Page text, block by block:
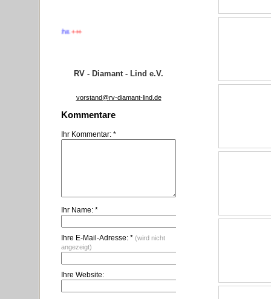
RV - Diamant - Lind e.V.
vorstand@rv-diamant-lind.de
Kommentare
Ihr Kommentar: *
Ihr Name: *
Ihre E-Mail-Adresse: * (wird nicht
angezeigt)
Ihre Website: